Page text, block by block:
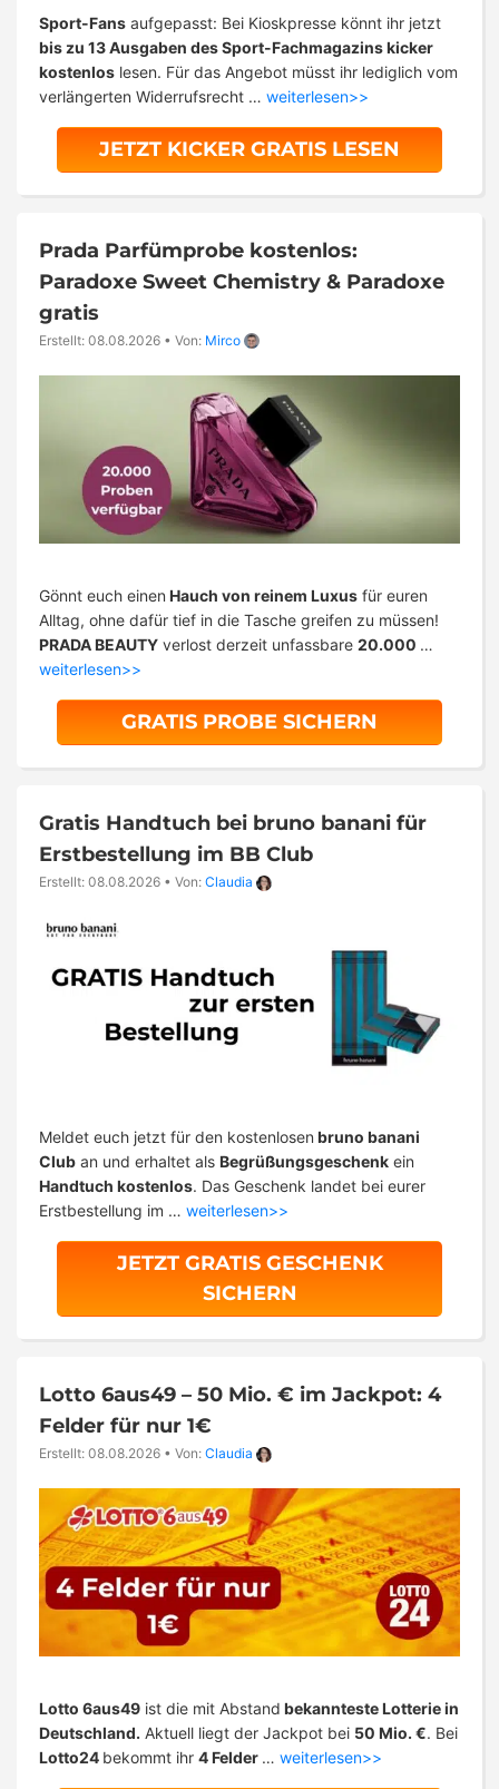
Sport-Fans aufgepasst: Bei Kioskpresse könnt ihr jetzt
bis zu 13 Ausgaben des Sport-Fachmagazins kicker
kostenlos lesen. Für das Angebot müsst ihr lediglich vom
verlängerten Widerrufsrecht … weiterlesen>>
JETZT KICKER GRATIS LESEN
Prada Parfümprobe kostenlos:
Paradoxe Sweet Chemistry & Paradoxe
gratis
Erstellt: 08.08.2026 • Von: Mirco
Gönnt euch einen Hauch von reinem Luxus für euren
Alltag, ohne dafür tief in die Tasche greifen zu müssen!
PRADA BEAUTY verlost derzeit unfassbare 20.000 …
weiterlesen>>
GRATIS PROBE SICHERN
Gratis Handtuch bei bruno banani für
Erstbestellung im BB Club
Erstellt: 08.08.2026 • Von: Claudia
Meldet euch jetzt für den kostenlosen bruno banani
Club an und erhaltet als Begrüßungsgeschenk ein
Handtuch kostenlos. Das Geschenk landet bei eurer
Erstbestellung im … weiterlesen>>
JETZT GRATIS GESCHENK
SICHERN
Lotto 6aus49 – 50 Mio. € im Jackpot: 4
Felder für nur 1€
Erstellt: 08.08.2026 • Von: Claudia
Lotto 6aus49 ist die mit Abstand bekannteste Lotterie in
Deutschland. Aktuell liegt der Jackpot bei 50 Mio. €. Bei
Lotto24 bekommt ihr 4 Felder … weiterlesen>>